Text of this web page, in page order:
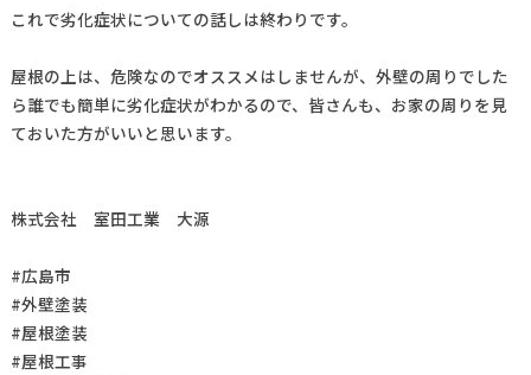
これで劣化症状についての話しは終わりです。
屋根の上は、危険なのでオススメはしませんが、外壁の周りでした
ら誰でも簡単に劣化症状がわかるので、皆さんも、お家の周りを見
ておいた方がいいと思います。
株式会社 室田工業 大源
#広島市
#外壁塗装
#屋根塗装
#屋根工事